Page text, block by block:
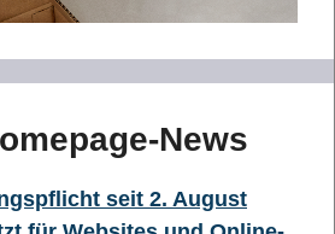
News
seit 2. August